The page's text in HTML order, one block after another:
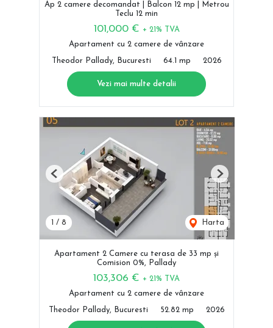
Ap 2 camere decomandat | Balcon 12 mp | Metrou
Teclu 12 min
101,000 € + 21% TVA
Apartament cu 2 camere de vânzare
Theodor Pallady, Bucuresti 64.1 mp 2026
Vezi mai multe detalii
1 / 8 Harta
Previous Next
Apartament 2 Camere cu terasa de 33 mp și
Comision 0%, Pallady
103,306 € + 21% TVA
Apartament cu 2 camere de vânzare
Theodor Pallady, Bucuresti 52.82 mp 2026